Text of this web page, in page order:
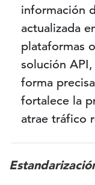
información
actualizada
plataformas
solución
forma
fortalece la
atrae tráfico